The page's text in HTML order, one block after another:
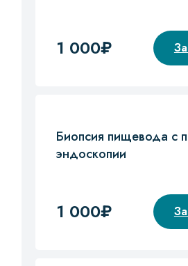
1 000₽
Биопсия пищевода с
эндоскопии
1 000₽